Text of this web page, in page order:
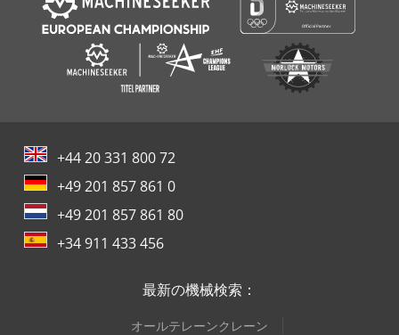
+44 20 331 800 72
+49 201 857 861 0
+49 201 857 861 80
+34 911 433 456
最新の機械検索：
オールテレーンクレーン